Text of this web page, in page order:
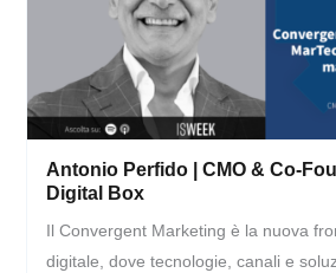
Antonio Perfido | CMO & Co-
Digital Box
Il Convergent Marketing è la nuova
digitale, dove tecnologie, canali e